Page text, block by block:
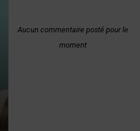
Aucun commentaire posté pour le
moment